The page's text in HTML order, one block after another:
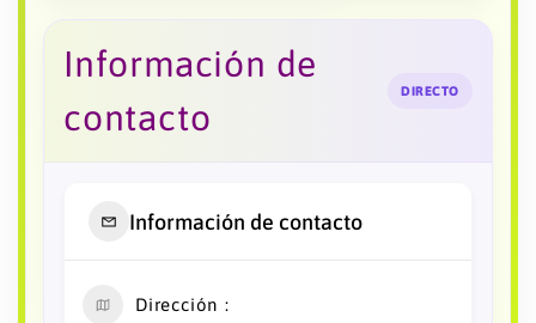
Información de
contacto
DIRECTO
Información de contacto
Dirección